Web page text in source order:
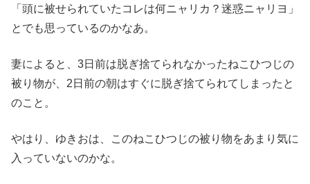
「頭に被せられていたコレは何ニャリカ？迷惑ニャリヨ」
とでも思っているのかなあ。
妻によると、3日前は脱ぎ捨てられなかったねこひつじの
被り物が、2日前の朝はすぐに脱ぎ捨てられてしまったと
のこと。
やはり、ゆきおは、このねこひつじの被り物をあまり気に
入っていないのかな。